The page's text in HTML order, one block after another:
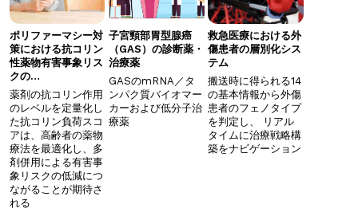
ポリファーマシー対
策における抗コリン
性薬物有害事象リス
クの…
薬剤の抗コリン作用
のレベルを定量化し
た抗コリン負荷スコ
アは、高齢者の薬物
療法を最適化し、多
剤併用による有害事
象リスクの低減につ
ながることが期待さ
れる
子宮頸部胃型腺癌
（GAS）の診断薬・
治療薬
GASのmRNA／タ
ンパク質バイオマー
カーおよび低分子治
療薬
救急医療における外
傷患者の層別化シス
テム
搬送時に得られる14
の基本情報から外傷
患者のフェノタイプ
を判定し、 ​リアル
タイムに治療戦略構
築をナビゲーション